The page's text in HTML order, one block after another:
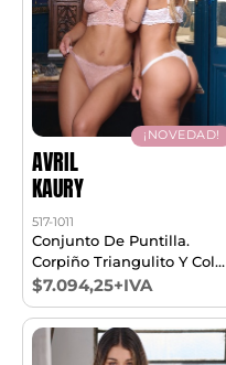
¡NOVEDAD!
AVRIL
KAURY
517-1011
Conjunto De Puntilla.
Corpiño Triangulito Y Cola
Less Regulable T85/100
$7.094,25+IVA